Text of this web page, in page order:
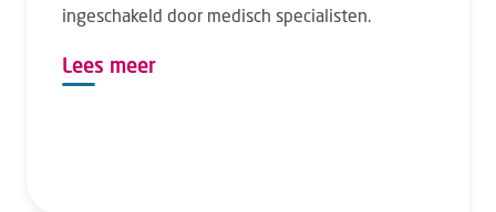
ingeschakeld door medisch specialisten.
Lees meer